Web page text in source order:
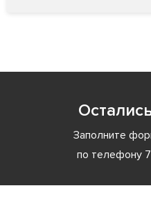
Заполните
по телефону